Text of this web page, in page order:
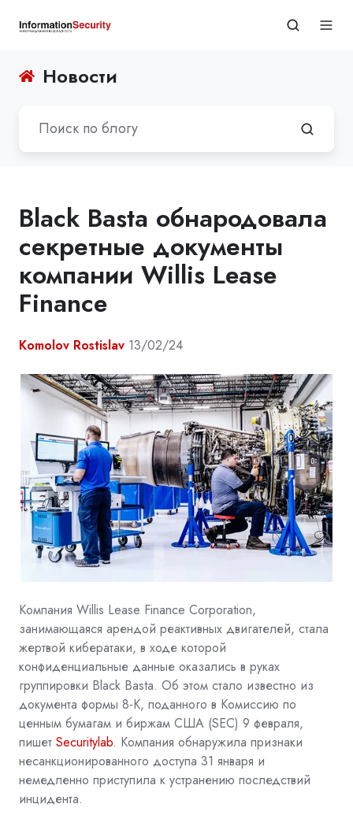
Новости
Black Basta обнародовала
секретные документы
компании Willis Lease
Finance
Komolov Rostislav 13/02/24
Компания Willis Lease Finance Corporation,
занимающаяся арендой реактивных двигателей, стала
жертвой кибератаки, в ходе которой
конфиденциальные данные оказались в руках
группировки Black Basta. Об этом стало известно из
документа формы 8-K, поданного в Комиссию по
ценным бумагам и биржам США (SEC) 9 февраля,
пишет Securitylab. Компания обнаружила признаки
несанкционированного доступа 31 января и
немедленно приступила к устранению последствий
инцидента.